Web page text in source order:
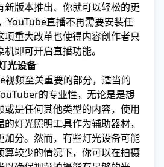
新版本推出、你就可以轻松的更
YouTube直播不再需要安装任
项重大改革也使得内容创作者只
即可开启直播功能。
光设备
视频至关重要的部分，适当的
的专业性，无论是是想
或是任何其他类型的内容，使用
灯光照明工具作为辅助器材，
加分。然而，有些灯光设备可能
算较少的情况下，你可以在拍摄